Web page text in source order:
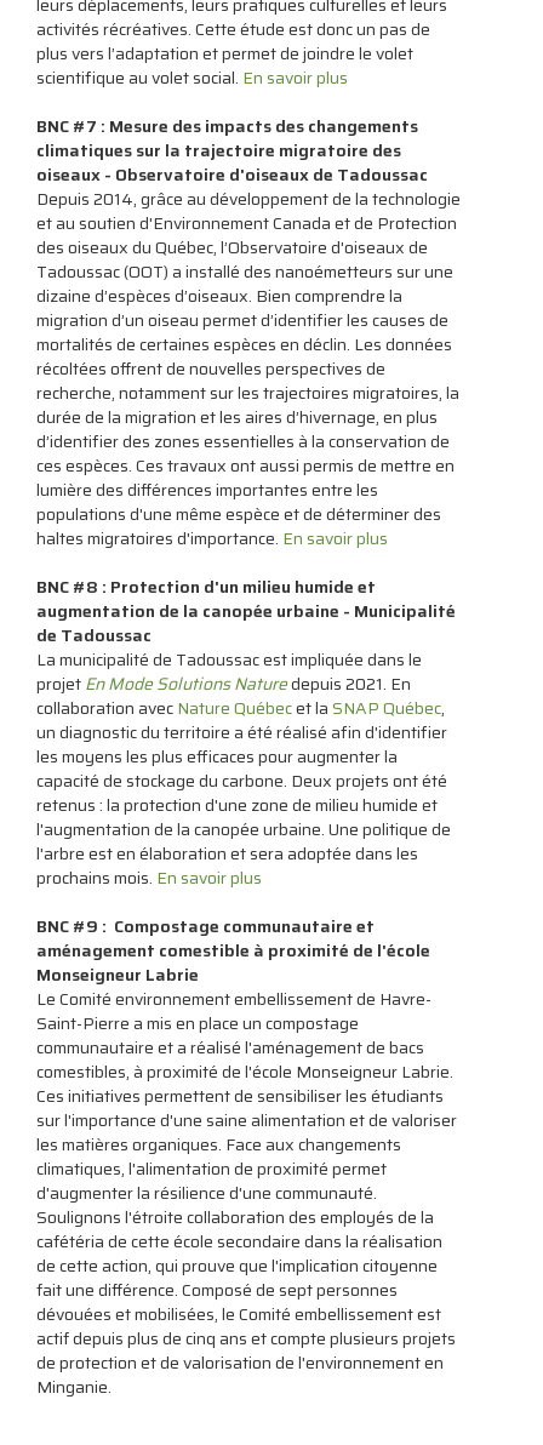
activités récréatives. Cette étude est donc un pas de
plus vers l’adaptation et permet de joindre le volet
scientifique au volet social. En savoir plus
BNC #7 : Mesure des impacts des changements
climatiques sur la trajectoire migratoire des
oiseaux - Observatoire d'oiseaux de Tadoussac
Depuis 2014, grâce au développement de la technologie
et au soutien d'Environnement Canada et de Protection
des oiseaux du Québec, l’Observatoire d'oiseaux de
Tadoussac (OOT) a installé des nanoémetteurs sur une
dizaine d’espèces d’oiseaux. Bien comprendre la
migration d’un oiseau permet d’identifier les causes de
mortalités de certaines espèces en déclin. Les données
récoltées offrent de nouvelles perspectives de
recherche, notamment sur les trajectoires migratoires, la
durée de la migration et les aires d’hivernage, en plus
d’identifier des zones essentielles à la conservation de
ces espèces. Ces travaux ont aussi permis de mettre en
lumière des différences importantes entre les
populations d'une même espèce et de déterminer des
haltes migratoires d'importance. En savoir plus
BNC #8 : Protection d'un milieu humide et
augmentation de la canopée urbaine - Municipalité
de Tadoussac
La municipalité de Tadoussac est impliquée dans le
projetEn Mode Solutions Naturedepuis 2021. En
collaboration avecNature Québecet laSNAP Québec,
un diagnostic du territoire a été réalisé afin d'identifier
les moyens les plus efficaces pour augmenter la
capacité de stockage du carbone. Deux projets ont été
retenus : la protection d'une zone de milieu humide et
l'augmentation de la canopée urbaine. Une politique de
l'arbre est en élaboration et sera adoptée dans les
prochains mois. En savoir plus
BNC #9 : Compostage communautaire et
aménagement comestible à proximité de l'école
Monseigneur Labrie
Le Comité environnement embellissement de Havre-
Saint-Pierre a mis en place uncompostage
communautaire et a réalisé l'aménagement de bacs
comestibles, à proximité de l'école Monseigneur Labrie.
Ces initiatives permettent de sensibiliser les étudiants
sur l'importance d'une saine alimentation et de valoriser
les matières organiques. Face aux changements
climatiques, l'alimentation de proximité permet
d'augmenter la résilience d'une communauté.
Soulignons l'étroite collaboration des employés de la
cafétéria de cette école secondaire dans la réalisation
de cette action, qui prouve que l'implication citoyenne
fait une différence. Composé de sept personnes
dévouées et mobilisées, le Comité embellissement est
actif depuis plus de cinq ans et compte plusieurs projets
de protection et de valorisation de l'environnement en
Minganie.